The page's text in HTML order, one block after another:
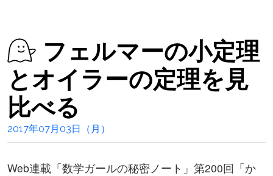
フェルマーの小定理
とオイラーの定理を見
比べる
2017年07月03日（月）
Web連載「数学ガールの秘密ノート」第200回「か